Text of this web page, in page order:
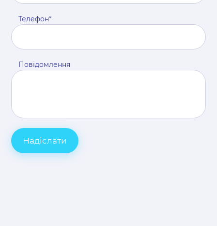
Телефон*
Повідомлення
Надіслати